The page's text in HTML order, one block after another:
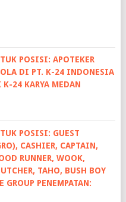
POSISI: APOTEKER
DI PT. K-24 INDONESIA
K-24 KARYA MEDAN
POSISI: GUEST
CASHIER, CAPTAIN,
RUNNER, WOOK,
TAHO, BUSH BOY
PENEMPATAN: